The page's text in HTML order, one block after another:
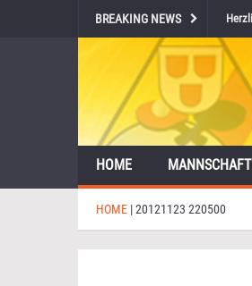
BREAKING NEWS
HOME
HOME |20121123 220500